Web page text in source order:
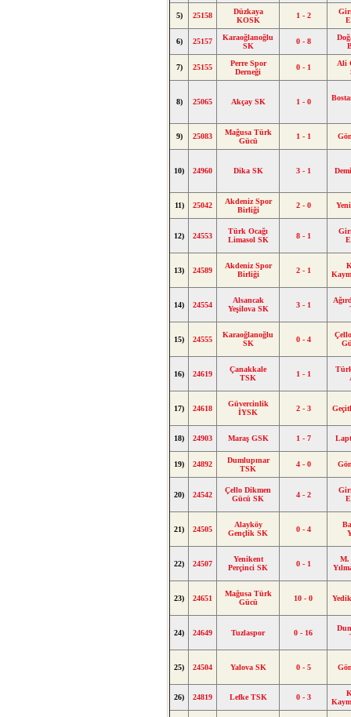
5) 25158
Düzkaya
KOSK
1 - 2
6) 25157
Karaoğlanoğlu
SK
0 - 8
7) 25155
Perre Spor
Derneği
0 - 1
Ali
8) 25065 Akçay SK 1 - 0
9) 25083
Mağusa Türk
Gücü
1 - 1
10) 24960 Dika SK 3 - 1
11) 25042
Akdeniz Spor
Birliği
2 - 0
12) 24553
Türk Ocağı
Limasol SK
8 - 1
13) 24589
Akdeniz Spor
Birliği
2 - 1
14) 24554
Alsancak
Yeşilova SK
3 - 1
15) 24555
Karaoğlanoğlu
SK
0 - 4
16) 24619
Çanakkale
TSK
1 - 1
17) 24618
Güvercinlik
İYSK
2 - 3
18) 24903 Maraş GSK 1 - 7
19) 24892
Dumlupınar
TSK
4 - 0
20) 24542
Çello Dikmen
Gücü SK
4 - 2
21) 24505
Alayköy
Gençlik SK
0 - 4
22) 24507
Yenikent
Perçinci SK
0 - 1
M.
23) 24651
Mağusa Türk
Gücü
10 - 0
24) 24649 Tuzlaspor 0 - 16
25) 24504 Yalova SK 0 - 5
26) 24819 Lefke TSK 0 - 3